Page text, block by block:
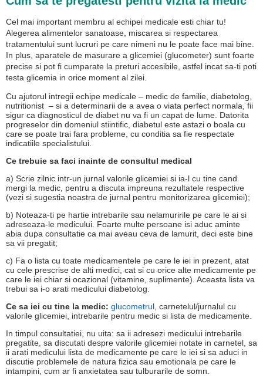
Cel mai important membru al echipei medicale esti chiar tu!
Alegerea alimentelor sanatoase, miscarea si respectarea
tratamentului sunt lucruri pe care nimeni nu le poate face mai bine.
In plus, aparatele de masurare a glicemiei (glucometer) sunt foarte
precise si pot fi cumparate la preturi accesibile, astfel incat sa-ti poti
testa glicemia in orice moment al zilei.
Cu ajutorul intregii echipe medicale – medic de familie, diabetolog,
nutritionist – si a determinarii de a avea o viata perfect normala, fii
sigur ca diagnosticul de diabet nu va fi un capat de lume. Datorita
progreselor din domeniul stiintific, diabetul este astazi o boala cu
care se poate trai fara probleme, cu conditia sa fie respectate
indicatiile specialistului.
Ce trebuie sa faci inainte de consultul medical
a) Scrie zilnic intr-un jurnal valorile glicemiei si ia-l cu tine cand
mergi la medic, pentru a discuta impreuna rezultatele respective
(vezi si sugestia noastra de jurnal pentru monitorizarea glicemiei);
b) Noteaza-ti pe hartie intrebarile sau nelamuririle pe care le ai si
adreseaza-le medicului. Foarte multe persoane isi aduc aminte
abia dupa consultatie ca mai aveau ceva de lamurit, deci este bine
sa vii pregatit;
c) Fa o lista cu toate medicamentele pe care le iei in prezent, atat
cu cele prescrise de alti medici, cat si cu orice alte medicamente pe
care le iei chiar si ocazional (vitamine, suplimente). Aceasta lista va
trebui sa i-o arati medicului diabetolog.
Ce sa iei cu tine la medic: glucometrul , carnetelul/jurnalul cu
valorile glicemiei, intrebarile pentru medic si lista de medicamente.
In timpul consultatiei, nu uita: sa ii adresezi medicului intrebarile
pregatite, sa discutati despre valorile glicemiei notate in carnetel, sa
ii arati medicului lista de medicamente pe care le iei si sa aduci in
discutie problemele de natura fizica sau emotionala pe care le
intampini, cum ar fi anxietatea sau tulburarile de somn.